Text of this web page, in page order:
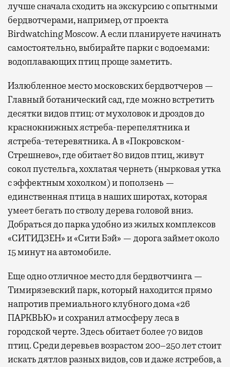
лучше сначала сходить на экскурсию с опытными
бердвотчерами, например, от проекта
Birdwatching Moscow. А если планируете начинать
самостоятельно, выбирайте парки с водоемами:
водоплавающих птиц проще заметить.
Излюбленное место московских бердвотчеров —
Главный ботанический сад, где можно встретить
десятки видов птиц: от мухоловок и дроздов до
краснокнижных ястреба-перепелятника и
ястреба-тетеревятника. А в «Покровском-
Стрешнево», где обитает 80 видов птиц, живут
сокол пустельга, хохлатая чернеть (нырковая утка
с эффектным хохолком) и поползень —
единственная птица в наших широтах, которая
умеет бегать по стволу дерева головой вниз.
Добраться до парка удобно из жилых комплексов
«СИТИДЗЕН» и «Сити Бэй» — дорога займет около
15 минут на автомобиле.
Еще одно отличное место для бердвотчинга —
Тимирязевский парк, который находится прямо
напротив премиального клубного дома «26
ПАРКВЬЮ» и сохранил атмосферу леса в
городской черте. Здесь обитает более 70 видов
птиц. Среди деревьев возрастом 200–250 лет стоит
искать дятлов разных видов, сов и даже ястребов, а